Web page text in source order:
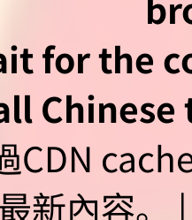
for the
CDN
最新內容。